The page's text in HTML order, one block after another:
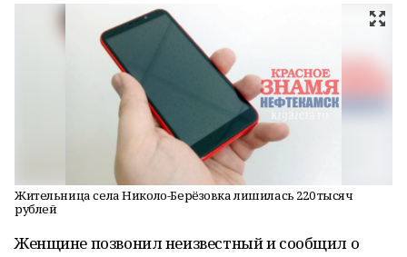
Жительница села Николо-Берёзовка лишилась 220 тысяч
рублей
Женщине позвонил неизвестный и сообщил о